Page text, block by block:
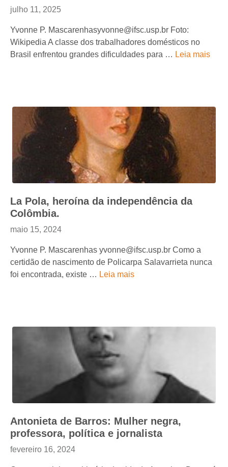
julho 11, 2025
Yvonne P. Mascarenhasyvonne@ifsc.usp.br Foto:
Wikipedia A classe dos trabalhadores domésticos no
Brasil enfrentou grandes dificuldades para … Leia mais
La Pola, heroína da independência da
Colômbia.
maio 15, 2024
Yvonne P. Mascarenhas yvonne@ifsc.usp.br Como a
certidão de nascimento de Policarpa Salavarrieta nunca
foi encontrada, existe … Leia mais
Antonieta de Barros: Mulher negra,
professora, política e jornalista
fevereiro 16, 2024